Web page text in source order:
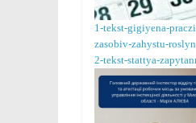
1-tekst-gigiyena-
zasobiv-zahystu-roslyn
2-tekst-stattya-